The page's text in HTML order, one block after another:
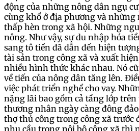
động của những nông dân ngụ
cùng khổ ở địa phương và những
thấp hèn trong xã hội. Những
nông. Như vậy, sự du nhập hóa
sang tô tiền đã dẫn đến hiện
tài sản trong công xã và xuất
nhiều hình thức khác nhau. Nó
về tiến của nông dân tăng lên.
việc phát triển nghề cho vay.
nặng lãi bao gồm cả tầng lớp
thương nhân ngày càng đông
thợ thủ công trong công xã trước